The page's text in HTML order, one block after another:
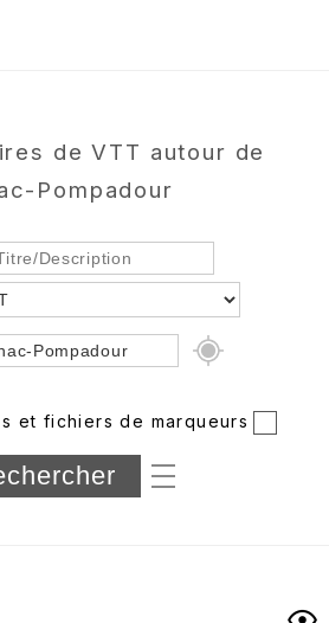
de VTT autour de
Pompadour
et fichiers de marqueurs